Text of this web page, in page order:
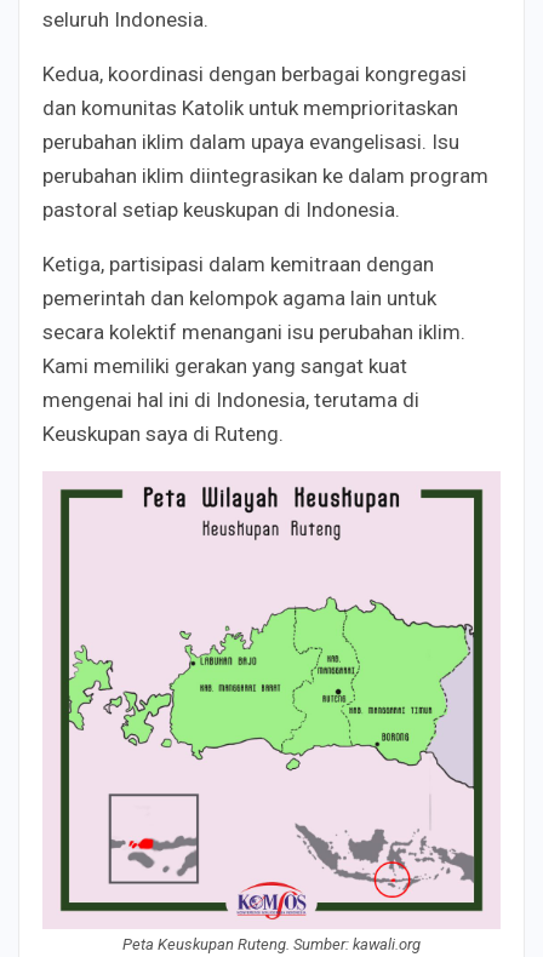
seluruh Indonesia.
Kedua, koordinasi dengan berbagai kongregasi
dan komunitas Katolik untuk memprioritaskan
perubahan iklim dalam upaya evangelisasi. Isu
perubahan iklim diintegrasikan ke dalam program
pastoral setiap keuskupan di Indonesia.
Ketiga, partisipasi dalam kemitraan dengan
pemerintah dan kelompok agama lain untuk
secara kolektif menangani isu perubahan iklim.
Kami memiliki gerakan yang sangat kuat
mengenai hal ini di Indonesia, terutama di
Keuskupan saya di Ruteng.
Peta Keuskupan Ruteng. Sumber: kawali.org